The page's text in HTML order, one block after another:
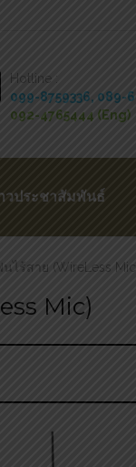
Hotline :
099-8759336, 089-
092-4765444 (Eng)
วประชาสัมพันธ์
ไร้สาย (WireLess
Mic)